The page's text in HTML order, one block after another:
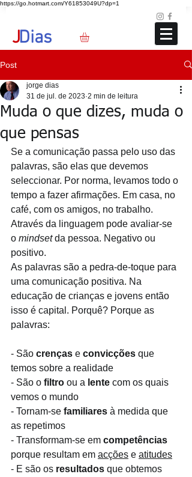
https://go.hotmart.com/Y61853049U?dp=1
JDias
Post
Muda o que dizes, muda o
que pensas
jorge dias
31 de jul. de 2023 2 min de leitura
Se a comunicação passa pelo uso das
palavras, são elas que devemos
seleccionar. Por norma, levamos todo o
tempo a fazer afirmações. Em casa, no
café, com os amigos, no trabalho.
Através da linguagem pode avaliar-se
o mindset da pessoa. Negativo ou
positivo.
As palavras são a pedra-de-toque para
uma comunicação positiva. Na
educação de crianças e jovens então
isso é capital. Porquê? Porque as
palavras:
- São crenças e convicções que
temos sobre a realidade
- São o filtro ou a lente com os quais
vemos o mundo
- Tornam-se familiares à medida que
as repetimos
- Transformam-se em competências
porque resultam em acções e atitudes
- E são os resultados que obtemos